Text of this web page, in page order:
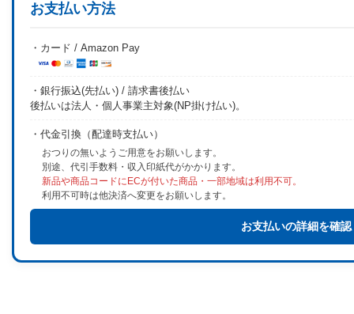
お支払い方法
・カード / Amazon Pay
・銀行振込(先払い) / 請求書後払い
後払いは法人・個人事業主対象(NP掛け払い)。
・代金引換（配達時支払い）
おつりの無いようご用意をお願いします。
別途、代引手数料・収入印紙代がかかります。
新品や商品コードにECが付いた商品・一部地域は利用不可。
利用不可時は他決済へ変更をお願いします。
お支払いの詳細を確認